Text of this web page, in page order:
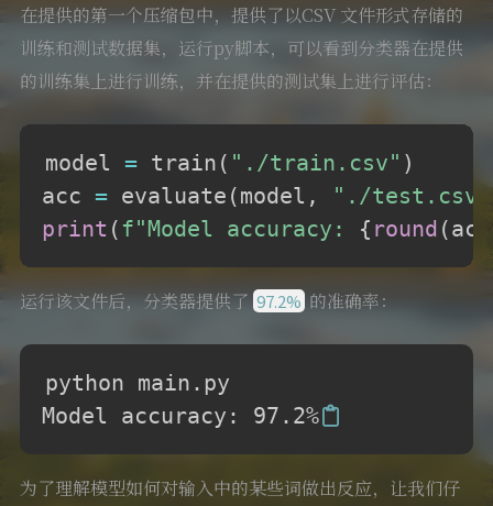
在提供的第一个压缩包中，提供了以CSV 文件形式存储的
训练和测试数据集，运行py脚本，可以看到分类器在提供
的训练集上进行训练，并在提供的测试集上进行评估：
model = train ( "./train.csv" )
acc = evaluate (model , "./test.csv"
print ( f"Model accuracy: { round (acc
运行该文件后，分类器提供了 97.2%的准确率：
python main.py
Model accuracy: 97.2%
为了理解模型如何对输入中的某些词做出反应，让我们仔